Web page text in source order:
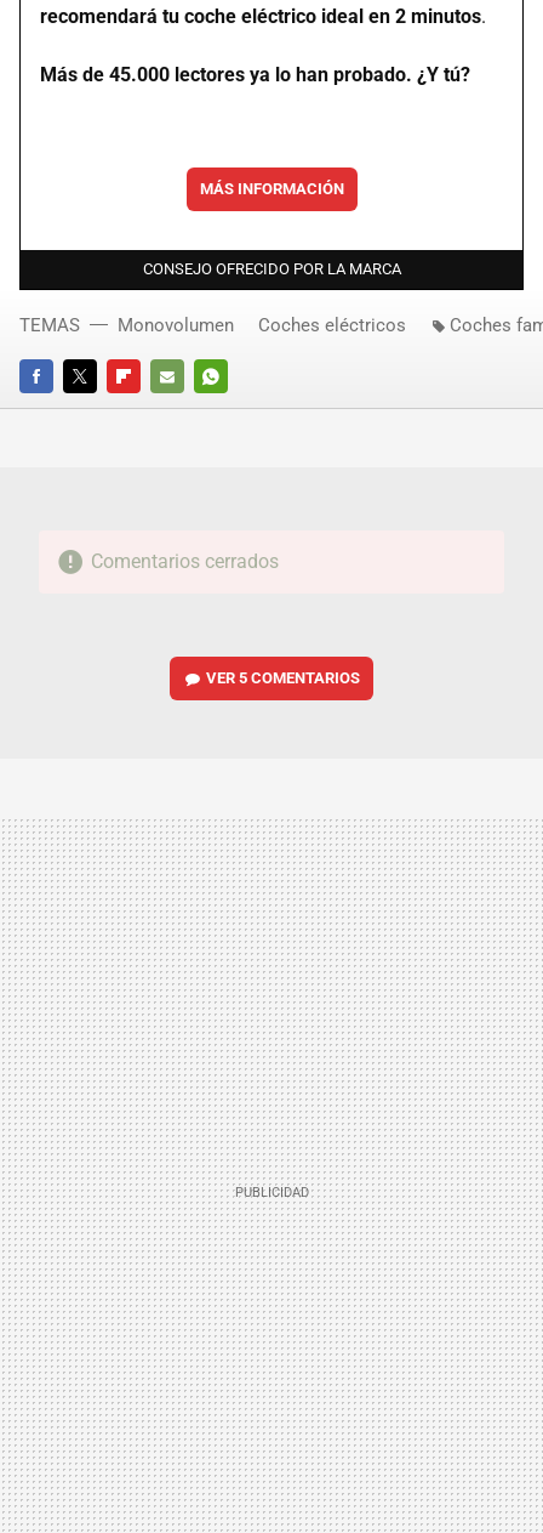
recomendará tu coche eléctrico ideal en 2 minutos.
Más de 45.000 lectores ya lo han probado. ¿Y tú?
MÁS INFORMACIÓN
CONSEJO OFRECIDO POR LA MARCA
FACEBOOKTWITTERFLIPBOARD
E-
WHATSAPP
TEMAS Monovolumen Coches eléctricos Coches
Comentarios cerrados
VER5 COMENTARIOS